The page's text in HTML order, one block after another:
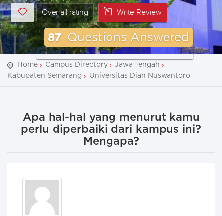
Over all rating Write Review
87 Questions Answered
Home Campus Directory
Jawa Tengah
Kabupaten Semarang
Universitas Dian Nuswantoro
Apa hal-hal yang menurut kamu
perlu diperbaiki dari kampus ini?
Mengapa?